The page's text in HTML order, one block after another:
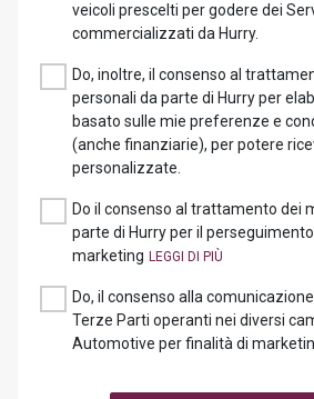
veicoli prescelti per godere dei
commercializzati da Hurry.
Do, inoltre, il consenso al
personali da parte di Hurry per
basato sulle mie preferenze e
(anche finanziarie), per potere
personalizzate.
Do il consenso al trattamento dei
parte di Hurry per il
marketing
Do, il consenso alla
Terze Parti operanti nei diversi
Automotive per finalità di